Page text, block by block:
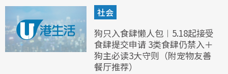
社会
狗只入食肆懒人包︱5.18起接受
食肆提交申请 3类食肆仍禁入＋
狗主必读3大守则（附宠物友善
餐厅推荐）